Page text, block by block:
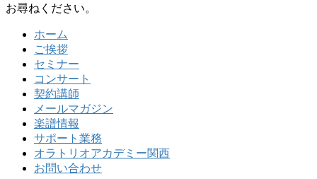
お尋ねください。
ホーム
ご挨拶
セミナー
コンサート
契約講師
メールマガジン
楽譜情報
サポート業務
オラトリオアカデミー関西
お問い合わせ